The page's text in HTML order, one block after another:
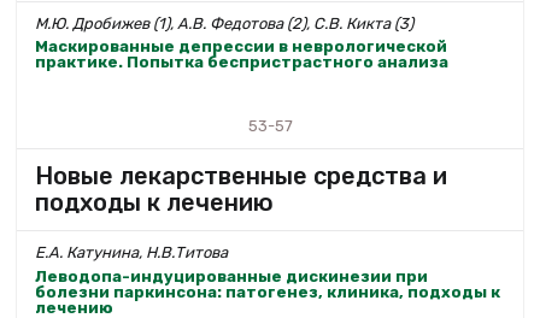
М.Ю. Дробижев (1), А.В. Федотова (2), С.В. Кикта (3)
Маскированные депрессии в неврологической
практике. Попытка беспристрастного анализа
53-57
Новые лекарственные средства и
подходы к лечению
Е.А. Катунина, Н.В.Титова
Леводопа-индуцированные дискинезии при
болезни паркинсона: патогенез, клиника, подходы к
лечению